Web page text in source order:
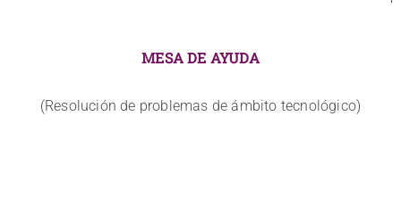
MESA DE AYUDA
(Resolución de problemas de ámbito tecnológico)